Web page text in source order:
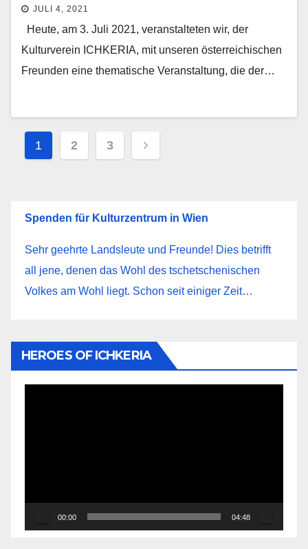
JULI 4, 2021
Heute, am 3. Juli 2021, veranstalteten wir, der
Kulturverein ICHKERIA, mit unseren österreichischen
Freunden eine thematische Veranstaltung, die der…
Seitennummerierung
der
1 2 3
Spenden für Kulturzentrum in Wien
Sehr geehrte Landsleute und Freunde! Dies betrifft
all jene, denen das Wohl des tschetschenischen
Volkes am Wohl liegt. Schon seit einiger Zeit…
HEROES OF ICHKERIA
00:00 04:48